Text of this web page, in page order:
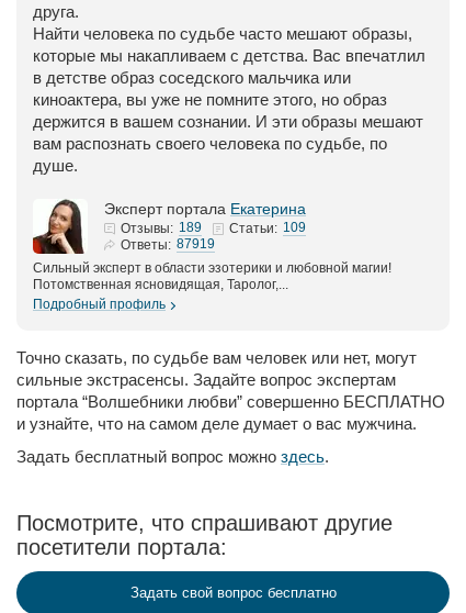
друга.
Найти человека по судьбе часто мешают образы,
которые мы накапливаем с детства. Вас впечатлил
в детстве образ соседского мальчика или
киноактера, вы уже не помните этого, но образ
держится в вашем сознании. И эти образы мешают
вам распознать своего человека по судьбе, по
душе.
Эксперт портала Екатерина
Отзывы: 189 Статьи: 109
Ответы: 87919
Сильный эксперт в области эзотерики и любовной магии!
Потомственная ясновидящая, Таролог,...
Подробный профиль
Точно сказать, по судьбе вам человек или нет, могут
сильные экстрасенсы. Задайте вопрос экспертам
портала “Волшебники любви” совершенно БЕСПЛАТНО
и узнайте, что на самом деле думает о вас мужчина.
Задать бесплатный вопрос можно здесь.
Посмотрите, что спрашивают другие
посетители портала:
Задать свой вопрос бесплатно